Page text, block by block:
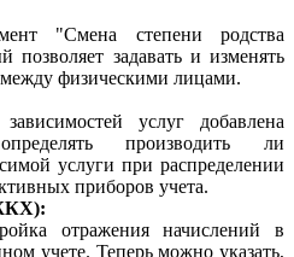
"Смена степени родства
позволяет задавать и изменять
между физическими лицами.
услуг добавлена
производить ли
услуги при распределении
приборов учета.
отражения начислений в
учете. Теперь можно указать,